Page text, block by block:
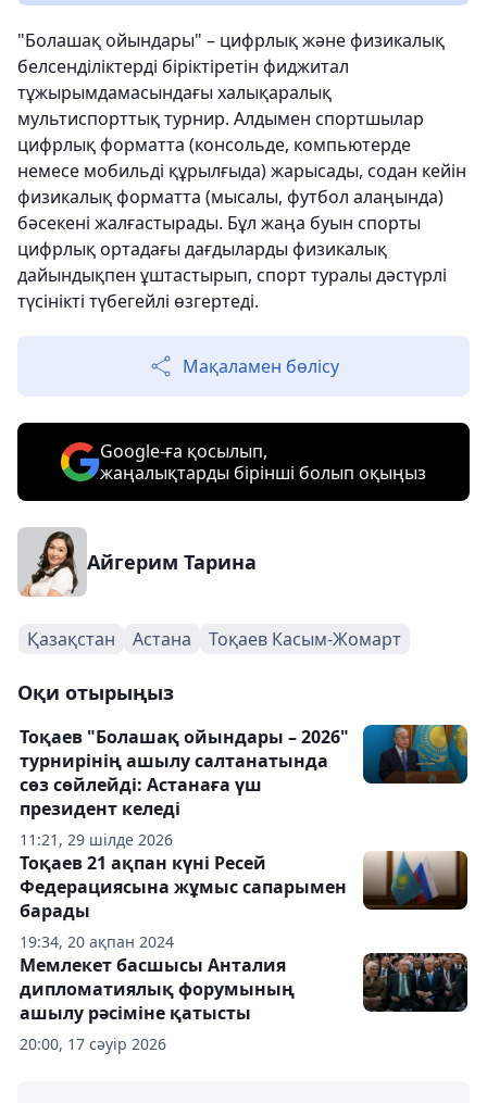
"Болашақ ойындары" – цифрлық және физикалық
белсенділіктерді біріктіретін фиджитал
тұжырымдамасындағы халықаралық
мультиспорттық турнир. Алдымен спортшылар
цифрлық форматта (консольде, компьютерде
немесе мобильді құрылғыда) жарысады, содан кейін
физикалық форматта (мысалы, футбол алаңында)
бәсекені жалғастырады. Бұл жаңа буын спорты
цифрлық ортадағы дағдыларды физикалық
дайындықпен ұштастырып, спорт туралы дәстүрлі
түсінікті түбегейлі өзгертеді.
Мақаламен бөлісу
Google-ға қосылып,
жаңалықтарды бірінші болып оқыңыз
Айгерим Тарина
Қазақстан Астана Тоқаев Касым-Жомарт
Оқи отырыңыз
11:21, 29 шілде 2026
Тоқаев "Болашақ ойындары – 2026"
турнирінің ашылу салтанатында
сөз сөйлейді: Астанаға үш
президент келеді
19:34, 20 ақпан 2024
Тоқаев 21 ақпан күні Ресей
Федерациясына жұмыс сапарымен
барады
20:00, 17 сәуір 2026
Мемлекет басшысы Анталия
дипломатиялық форумының
ашылу рәсіміне қатысты